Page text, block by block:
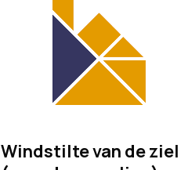
Windstilte van de ziel